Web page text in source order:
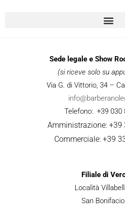
Sede legale e Show
(si riceve solo su
Via G. di Vittorio, 34 –
Telefono: +39 030
Amministrazione: +39
Commerciale: +39
Filiale di
Località
San